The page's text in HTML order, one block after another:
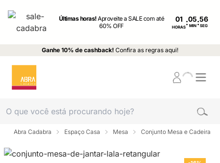
Últimas horas!Aproveite a SALE com até
60% OFF
01
HORAS: MIN : SEG
Ganhe 10% de cashback! Confira as regras aqui!
Abra Cadabra Espaço Casa Mesa Conjunto Mesa e Cadeira